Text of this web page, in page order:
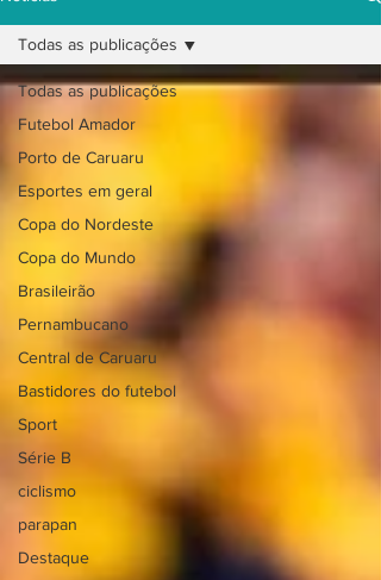
Todas as publicações
Futebol Amador
Porto de Caruaru
Esportes em geral
Copa do Nordeste
Copa do Mundo
Brasileirão
Pernambucano
Central de Caruaru
Bastidores do futebol
Sport
Série B
ciclismo
parapan
Destaque
Todas as publicações